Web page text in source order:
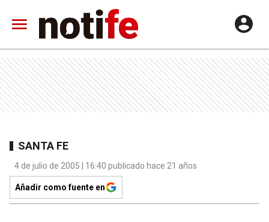
SANTA FE
4 de julio de 2005 | 16:40 publicado hace 21 años
Añadir como fuente en